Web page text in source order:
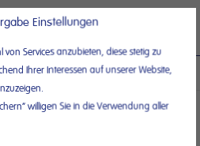
(2 FORMATE)
Einstellungen
Services anzubieten, diese stetig zu
Ihrer Interessen auf unserer Website,
willigen Sie in die Verwendung aller